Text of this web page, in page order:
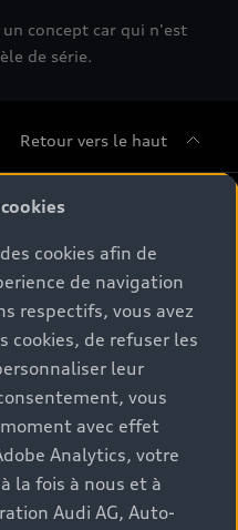
un concept car qui n'est
de série.
Retour vers le haut
cookies afin de
de navigation
respectifs, vous avez
cookies, de refuser les
leur
vous
avec effet
Analytics, votre
la fois à nous et à
Audi AG, Auto-